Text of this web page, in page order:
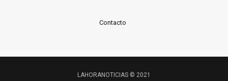
Contacto
LAHORANOTICIAS © 2021